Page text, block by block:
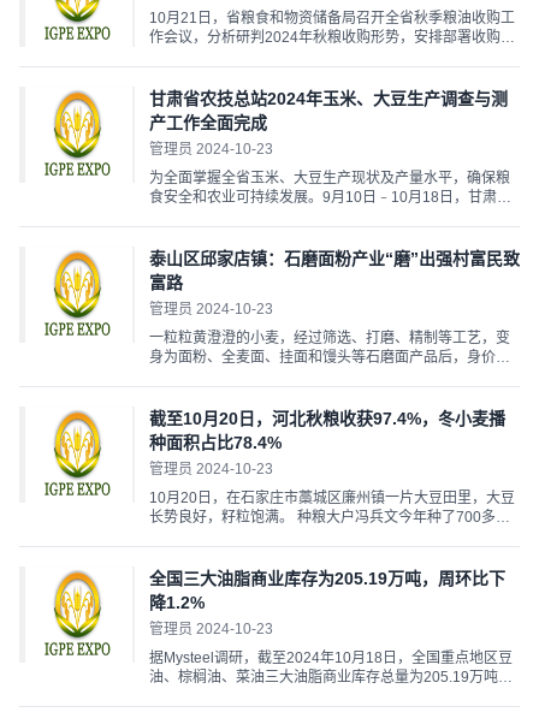
10月21日，省粮食和物资储备局召开全省秋季粮油收购工
作会议，分析研判2024年秋粮收购形势，安排部署收购、
动。 随着甘肃省秋季粮油生产逐渐进入收获期，甘肃省秋
粮即将...
甘肃省农技总站2024年玉米、大豆生产调查与测
产工作全面完成
管理员 2024-10-23
为全面掌握全省玉米、大豆生产现状及产量水平，确保粮
食安全和农业可持续发展。9月10日﹣10月18日，甘肃省
玉米、大豆生产调查与测产工作。 测产组采用实地调查与
实收测...
泰山区邱家店镇：石磨面粉产业“磨”出强村富民致
富路
管理员 2024-10-23
一粒粒黄澄澄的小麦，经过筛选、打磨、精制等工艺，变
身为面粉、全麦面、挂面和馒头等石磨面产品后，身价倍
众致富路。 刘家疃村土壤含多种含矿物质微量元素，保
水...
截至10月20日，河北秋粮收获97.4%，冬小麦播
种面积占比78.4%
管理员 2024-10-23
10月20日，在石家庄市藁城区廉州镇一片大豆田里，大豆
长势良好，籽粒饱满。 种粮大户冯兵文今年种了700多亩
播种冬小麦。”冯兵文说。 今年，晋州市种粮大户陈占水套
种...
全国三大油脂商业库存为205.19万吨，周环比下
降1.2%
管理员 2024-10-23
据Mysteel调研，截至2024年10月18日，全国重点地区豆
油、棕榈油、菜油三大油脂商业库存总量为205.19万吨，